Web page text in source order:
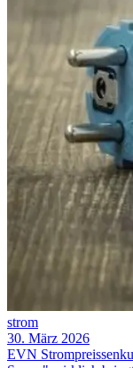
strom
30. März 2026
EVN